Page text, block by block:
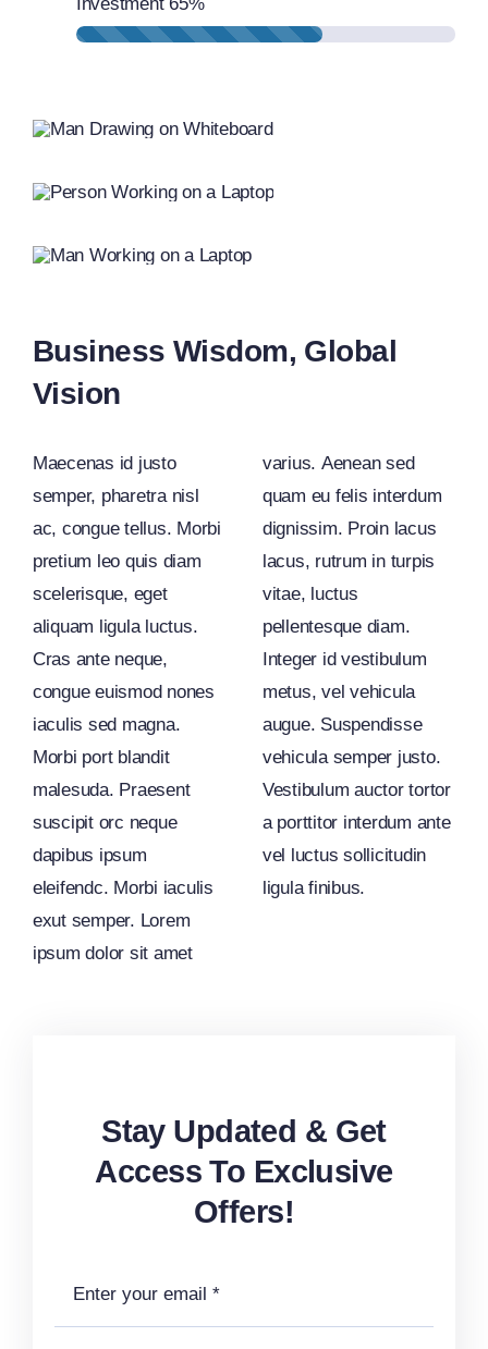
Business Wisdom, Global
Vision
Maecenas id justo
semper, pharetra nisl
ac, congue tellus. Morbi
pretium leo quis diam
scelerisque, eget
aliquam ligula luctus.
Cras ante neque,
congue euismod nones
iaculis sed magna.
Morbi port blandit
malesuda. Praesent
suscipit orc neque
dapibus ipsum
eleifendc. Morbi iaculis
exut semper. Lorem
ipsum dolor sit amet
varius. Aenean sed
quam eu felis interdum
dignissim. Proin lacus
lacus, rutrum in turpis
vitae, luctus
pellentesque diam.
Integer id vestibulum
metus, vel vehicula
augue. Suspendisse
vehicula semper justo.
Vestibulum auctor tortor
a porttitor interdum ante
vel luctus sollicitudin
ligula finibus.
Stay Updated & Get
Access To Exclusive
Offers!